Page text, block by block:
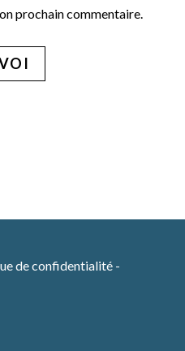
prochain commentaire.
de confidentialité-